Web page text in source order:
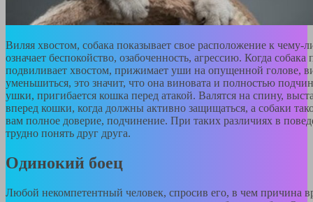
Виляя хвостом, собака показывает свое расположение к чему-
означает беспокойство, озабоченность, агрессию. Когда собака
подвиливает хвостом, прижимает уши на опущенной голове,
уменьшиться, это значит, что она виновата и полностью
ушки, пригибается кошка перед атакой. Валятся на спину,
вперед кошки, когда должны активно защищаться, а собаки
вам полное доверие, подчинение. При таких различиях в
трудно понять друг друга.
Одинокий боец
Любой некомпетентный человек, спросив его, в чем причина